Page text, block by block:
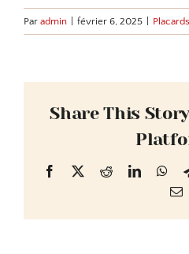
Par admin février 6, 2025 Placards
Share This
Facebook
X RedditLinkedIn